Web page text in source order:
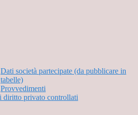
Dati società partecipate (da pubblicare in
tabelle)
Provvedimenti
diritto privato controllati